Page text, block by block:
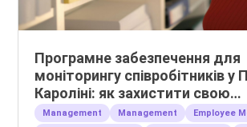
Програмне забезпечення для
моніторингу співробітників у
Кароліні: як захистити свою
інтелектуальну власність
Management Management
Employee